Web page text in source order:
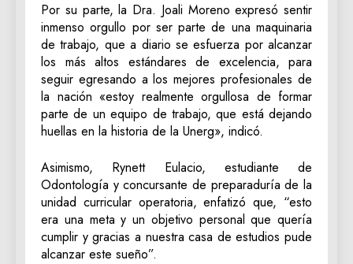
Por su parte, la Dra. Joali Moreno expresó sentir
inmenso orgullo por ser parte de una maquinaria
de trabajo, que a diario se esfuerza por alcanzar
los más altos estándares de excelencia, para
seguir egresando a los mejores profesionales de
la nación «estoy realmente orgullosa de formar
parte de un equipo de trabajo, que está dejando
huellas en la historia de la Unerg», indicó.
Asimismo, Rynett Eulacio, estudiante de
Odontología y concursante de preparaduría de la
unidad curricular operatoria, enfatizó que, “esto
era una meta y un objetivo personal que quería
cumplir y gracias a nuestra casa de estudios pude
alcanzar este sueño”.